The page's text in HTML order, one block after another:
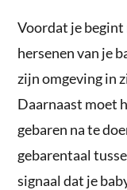
Voordat je
hersenen van je
zijn omgeving in
Daarnaast moet
gebaren na te
gebarentaal
signaal dat je